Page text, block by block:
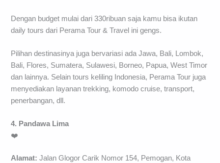
Dengan budget mulai dari 330ribuan saja kamu bisa ikutan
daily tours dari Perama Tour & Travel ini gengs.
Pilihan destinasinya juga bervariasi ada Jawa, Bali, Lombok,
Bali, Flores, Sumatera, Sulawesi, Borneo, Papua, West Timor
dan lainnya. Selain tours keliling Indonesia, Perama Tour juga
menyediakan layanan trekking, komodo cruise, transport,
penerbangan, dll.
4. Pandawa Lima
❤️
Alamat: Jalan Glogor Carik Nomor 154, Pemogan, Kota